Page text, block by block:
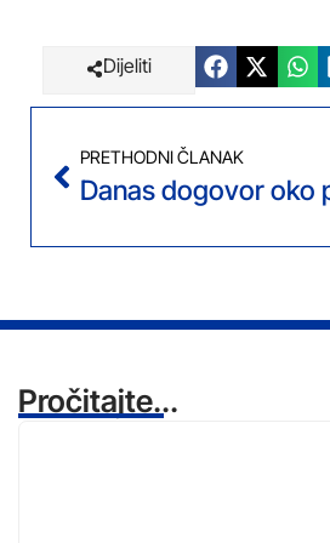
Dijeliti
PRETHODNI ČLANAK
Pročitajte...